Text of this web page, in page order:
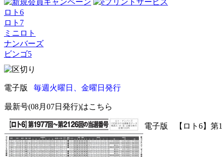
ロト6
ロト7
ミニロト
ナンバーズ
ビンゴ5
電子版 毎週火曜日、金曜日発行
最新号(08月07日発行)はこちら
電子版 【ロト6】